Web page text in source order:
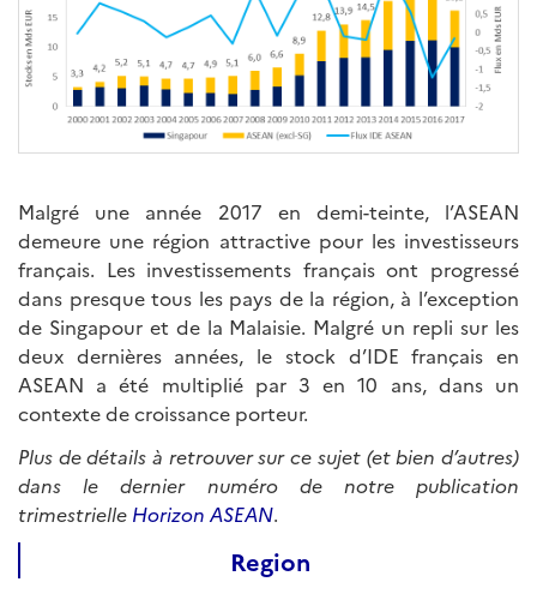
Malgré une année 2017 en demi-teinte, l’ASEAN
demeure une région attractive pour les investisseurs
français. Les investissements français ont progressé
dans presque tous les pays de la région, à l’exception
de Singapour et de la Malaisie. Malgré un repli sur les
deux dernières années, le stock d’IDE français en
ASEAN a été multiplié par 3 en 10 ans, dans un
contexte de croissance porteur.
Plus de détails à retrouver sur ce sujet (et bien d’autres)
dans le dernier numéro de notre publication
trimestrielle Horizon ASEAN.
Region